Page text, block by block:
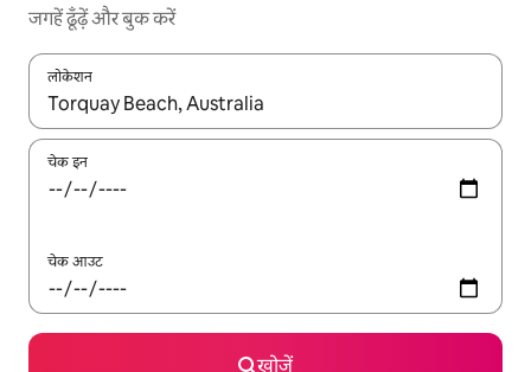
जगहें ढूँढ़ें और बुक करें
लोकेशन
नतीजों के उपलब्ध होने पर, अप और डाउन 'ऐरो की' का इस्तेमाल करके नेविगेट
चेक इन
चेक आउट
खोजें